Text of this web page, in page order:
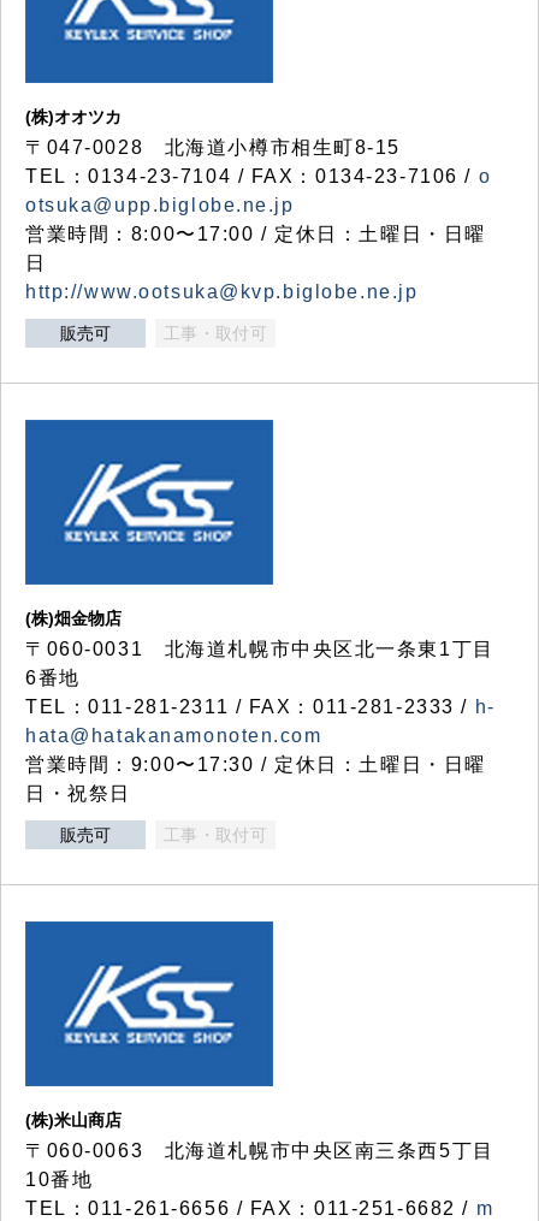
(株)オオツカ
〒047-0028 北海道小樽市相生町8-15
TEL：0134-23-7104 / FAX：0134-23-7106 / o
otsuka@upp.biglobe.ne.jp
営業時間：8:00〜17:00 / 定休日：土曜日・日曜
日
http://www.ootsuka@kvp.biglobe.ne.jp
販売可 工事・取付可
(株)畑金物店
〒060-0031 北海道札幌市中央区北一条東1丁目
6番地
TEL：011-281-2311 / FAX：011-281-2333 / h-
hata@hatakanamonoten.com
営業時間：9:00〜17:30 / 定休日：土曜日・日曜
日・祝祭日
販売可 工事・取付可
(株)米山商店
〒060-0063 北海道札幌市中央区南三条西5丁目
10番地
TEL：011-261-6656 / FAX：011-251-6682 / m